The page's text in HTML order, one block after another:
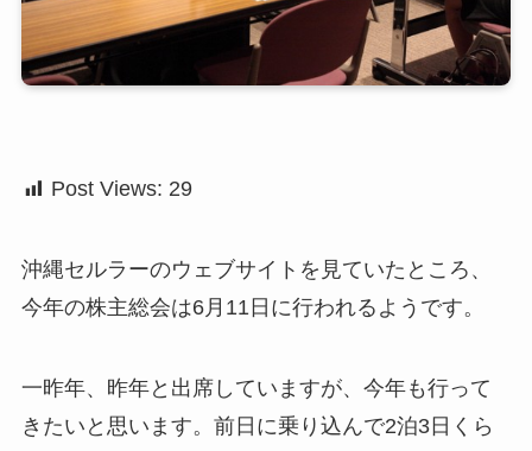
Post Views: 29
沖縄セルラーのウェブサイトを見ていたところ、
今年の株主総会は6月11日に行われるようです。
一昨年、昨年と出席していますが、今年も行って
きたいと思います。前日に乗り込んで2泊3日くら